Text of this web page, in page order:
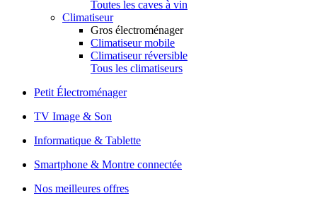
Toutes les caves à vin
Climatiseur
Gros électroménager
Climatiseur mobile
Climatiseur réversible
Tous les climatiseurs
Petit Électroménager
TV Image & Son
Informatique & Tablette
Smartphone & Montre connectée
Nos meilleures offres